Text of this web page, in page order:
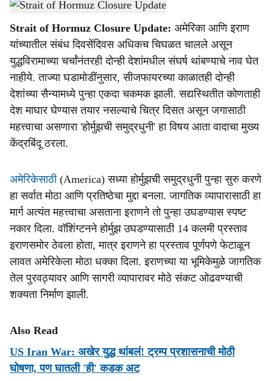
a
r
e
Strait Of Hormuz -Dainik Gomantak
Strait of Hormuz Closure Update: अमेरिका आणि इराण
यांच्यातील संबंध दिवसेंदिवस अधिकच चिघळत चालले असून
युद्धविरामाच्या चर्चांनंतरही दोन्ही देशांमधील संघर्ष थांबण्याचे नाव घेत
नाहीये. ताज्या घडामोडींनुसार, सीजफायरच्या काळातही दोन्ही
देशांच्या सैन्यामध्ये पुन्हा एकदा चकमक झाली. सद्यस्थितीत कोणताही
देश माघार घेण्यास तयार नसल्याचे चित्र दिसत असून जगासाठी
महत्त्वाचा असणारा 'होर्मुझची समुद्रधुनी' हा विषय आता वादाचा मुख्य
केंद्रबिंदू ठरला.
अमेरिकेसाठी(America) सध्या होर्मुझची समुद्रधुनी पुन्हा सुरु करणे
हा सर्वात मोठा आणि प्रतिष्ठेचा मुद्दा बनला. जागतिक व्यापारासाठी हा
मार्ग अत्यंत महत्त्वाचा असताना इराणने तो पुन्हा उघडण्यास स्पष्ट
नकार दिला. वॉशिंग्टनने होर्मुझ उघडण्यासाठी 14 कलमी प्रस्ताव
इराणसमोर ठेवला होता, मात्र इराणने हा प्रस्ताव पूर्णपणे फेटाळून
लावत अमेरिकेला मोठा धक्का दिला. इराणच्या या भूमिकेमुळे जागतिक
तेल पुरवठ्यावर आणि सागरी व्यापारावर मोठे संकट ओढवण्याची
शक्यता निर्माण झाली.
Also Read
US Iran War: अखेर युद्ध थांबलं! ट्रम्प प्रशासनाची मोठी
घोषणा, पण घातली 'ही' कडक अट